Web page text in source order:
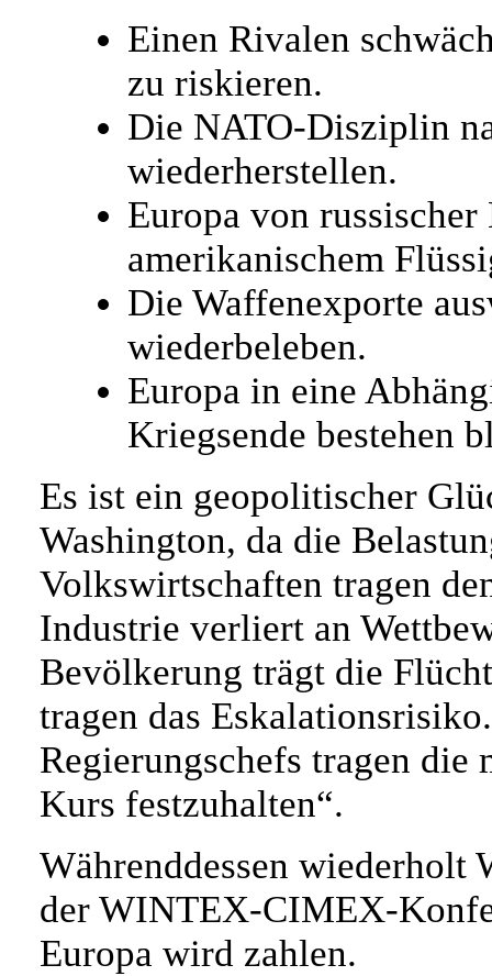
Einen Rivalen
zu riskieren.
Die NATO-Disziplin
wiederherstellen.
Europa von
amerikanischem
Die Waffenexporte
wiederbeleben.
Europa in eine
Kriegsende bestehen
Es ist ein geopolitischer
Washington, da die
Volkswirtschaften tragen
Industrie verliert an
Bevölkerung trägt die
tragen das
Regierungschefs tragen die
Kurs festzuhalten“.
Währenddessen wiederholt
der WINTEX-CIMEX-
Europa wird zahlen.